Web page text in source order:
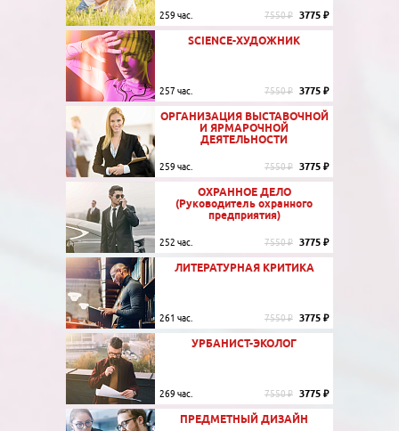
259 час. 7550 ₽ 3775 ₽
SCIENCE-ХУДОЖНИК
257 час. 7550 ₽ 3775 ₽
ОРГАНИЗАЦИЯ ВЫСТАВОЧНОЙ
И ЯРМАРОЧНОЙ
ДЕЯТЕЛЬНОСТИ
259 час. 7550 ₽ 3775 ₽
ОХРАННОЕ ДЕЛО
(Руководитель охранного
предприятия)
252 час. 7550 ₽ 3775 ₽
ЛИТЕРАТУРНАЯ КРИТИКА
261 час. 7550 ₽ 3775 ₽
УРБАНИСТ-ЭКОЛОГ
269 час. 7550 ₽ 3775 ₽
ПРЕДМЕТНЫЙ ДИЗАЙН